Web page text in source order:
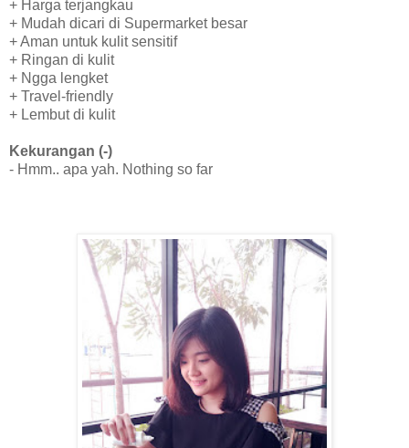
+ Harga terjangkau
+ Mudah dicari di Supermarket besar
+ Aman untuk kulit sensitif
+ Ringan di kulit
+ Ngga lengket
+ Travel-friendly
+ Lembut di kulit
Kekurangan (-)
- Hmm.. apa yah. Nothing so far